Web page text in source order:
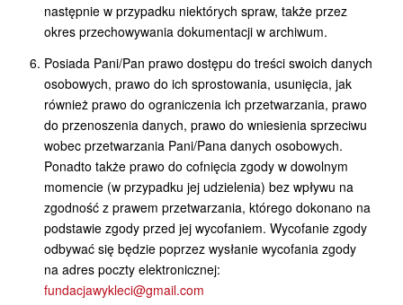
następnie w przypadku niektórych spraw, także przez
okres przechowywania dokumentacji w archiwum.
Posiada Pani/Pan prawo dostępu do treści swoich danych
osobowych, prawo do ich sprostowania, usunięcia, jak
również prawo do ograniczenia ich przetwarzania, prawo
do przenoszenia danych, prawo do wniesienia sprzeciwu
wobec przetwarzania Pani/Pana danych osobowych.
Ponadto także prawo do cofnięcia zgody w dowolnym
momencie (w przypadku jej udzielenia) bez wpływu na
zgodność z prawem przetwarzania, którego dokonano na
podstawie zgody przed jej wycofaniem. Wycofanie zgody
odbywać się będzie poprzez wysłanie wycofania zgody
na adres poczty elektronicznej:
fundacjawykleci@gmail.com